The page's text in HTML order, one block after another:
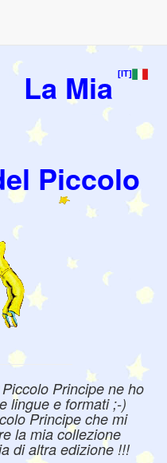
[IT]
La Mia
Piccolo
Principe ne ho
lingue e formati ;-)
Principe che mi
la mia collezione
di altra edizione !!!